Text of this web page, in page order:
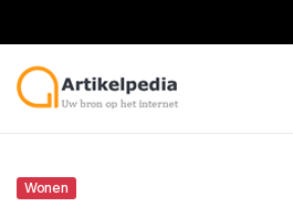
Wonen